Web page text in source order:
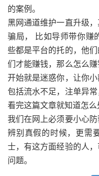
的案例。
黑网通道维护一直升级
骗局， 比如导师带你赚
些都是平台的托的，他
们才能赚钱，那么怎么
开始就是迷惑你，让你小
包括流水不足，注单异
看完这篇文章就知道怎么
我们在网上必须要小心
辨别真假的时候，更需
士，有这方面经验的人
问题。